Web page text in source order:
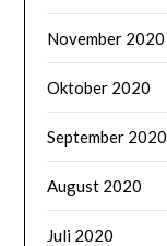
November 2020
Oktober 2020
September 2020
August 2020
Juli 2020